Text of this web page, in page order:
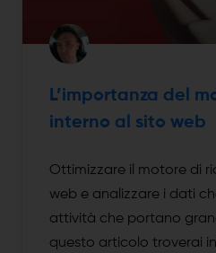
L’importanza del
interno al sito web
Ottimizzare il motore di
web e analizzare i dati
attività che portano
questo articolo troverai